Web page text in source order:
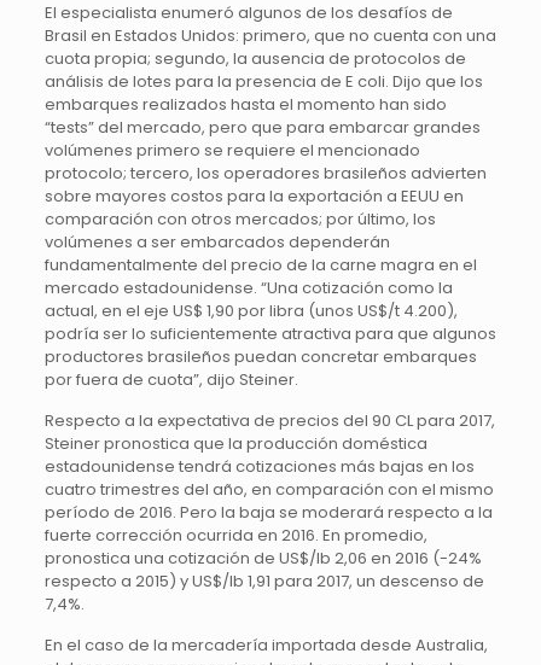
El especialista enumeró algunos de los desafíos de
Brasil en Estados Unidos: primero, que no cuenta con una
cuota propia; segundo, la ausencia de protocolos de
análisis de lotes para la presencia de E coli. Dijo que los
embarques realizados hasta el momento han sido
“tests” del mercado, pero que para embarcar grandes
volúmenes primero se requiere el mencionado
protocolo; tercero, los operadores brasileños advierten
sobre mayores costos para la exportación a EEUU en
comparación con otros mercados; por último, los
volúmenes a ser embarcados dependerán
fundamentalmente del precio de la carne magra en el
mercado estadounidense. “Una cotización como la
actual, en el eje US$ 1,90 por libra (unos US$/t 4.200),
podría ser lo suficientemente atractiva para que algunos
productores brasileños puedan concretar embarques
por fuera de cuota”, dijo Steiner.
Respecto a la expectativa de precios del 90 CL para 2017,
Steiner pronostica que la producción doméstica
estadounidense tendrá cotizaciones más bajas en los
cuatro trimestres del año, en comparación con el mismo
período de 2016. Pero la baja se moderará respecto a la
fuerte corrección ocurrida en 2016. En promedio,
pronostica una cotización de US$/lb 2,06 en 2016 (-24%
respecto a 2015) y US$/lb 1,91 para 2017, un descenso de
7,4%.
En el caso de la mercadería importada desde Australia,